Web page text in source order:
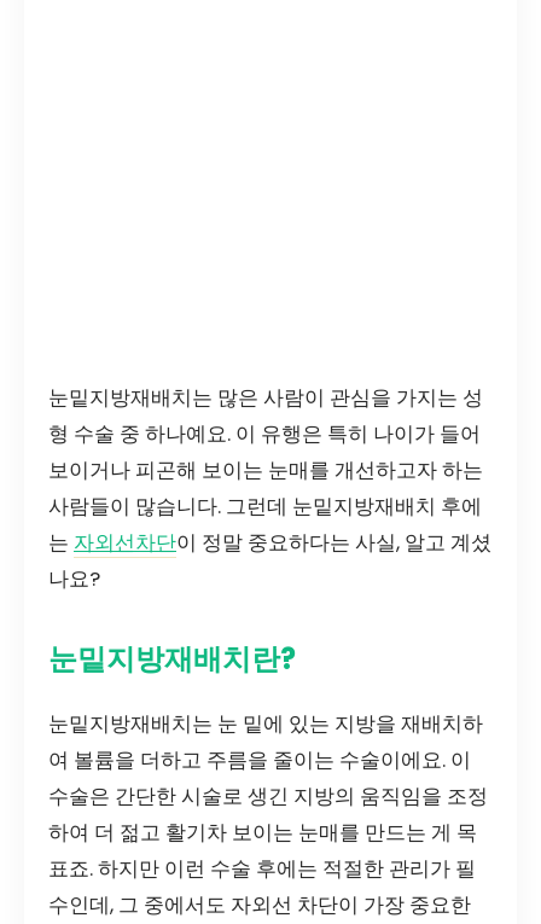
눈밑지방재배치는 많은 사람이 관심을 가지는 성
형 수술 중 하나예요. 이 유행은 특히 나이가 들어
보이거나 피곤해 보이는 눈매를 개선하고자 하는
사람들이 많습니다. 그런데 눈밑지방재배치 후에
는 자외선차단이 정말 중요하다는 사실, 알고 계셨
나요?
눈밑지방재배치란?
눈밑지방재배치는 눈 밑에 있는 지방을 재배치하
여 볼륨을 더하고 주름을 줄이는 수술이에요. 이
수술은 간단한 시술로 생긴 지방의 움직임을 조정
하여 더 젊고 활기차 보이는 눈매를 만드는 게 목
표죠. 하지만 이런 수술 후에는 적절한 관리가 필
수인데, 그 중에서도 자외선 차단이 가장 중요한